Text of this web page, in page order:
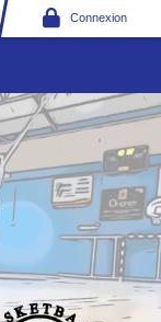
Connexion